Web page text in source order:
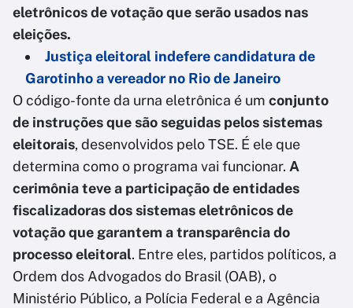
eletrônicos de votação que serão usados nas
eleições.
Justiça eleitoral indefere candidatura de
Garotinho a vereador no Rio de Janeiro
O código-fonte da urna eletrônica é um conjunto
de instruções que são seguidas pelos sistemas
eleitorais, desenvolvidos pelo TSE. É ele que
determina como o programa vai funcionar. A
cerimônia teve a participação de entidades
fiscalizadoras dos sistemas eletrônicos de
votação que garantem a transparência do
processo eleitoral. Entre eles, partidos políticos, a
Ordem dos Advogados do Brasil (OAB), o
Ministério Público, a Polícia Federal e a Agência